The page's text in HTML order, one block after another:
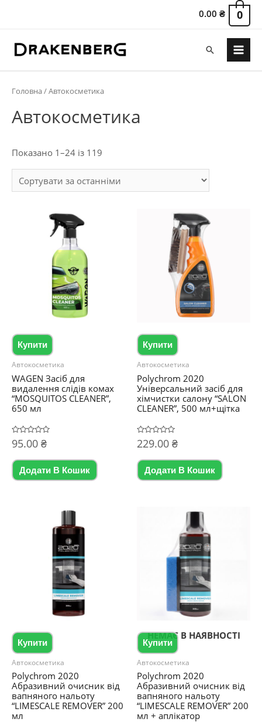
0.00₴ 0
Пошук
Main
Головна/ Автокосметика
Автокосметика
Показано 1–24 із 119
за
останнім
Купити
Автокосметика
WAGEN Засіб для
видалення слідів комах
“MOSQUITOS CLEANER”,
650 мл
Оцінено
в
з
95.00 ₴
Додати В Кошик
Купити
Автокосметика
Polychrom 2020
Універсальний засіб для
хімчистки салону “SALON
CLEANER”, 500 мл+щітка
Оцінено
в
з
229.00 ₴
Додати В Кошик
Купити
Автокосметика
Polychrom 2020
Абразивний очисник від
вапняного нальоту
“LIMESCALE REMOVER” 200
мл
НЕМАЄ В НАЯВНОСТІ
Купити
Автокосметика
Polychrom 2020
Абразивний очисник від
вапняного нальоту
“LIMESCALE REMOVER” 200
мл + аплікатор